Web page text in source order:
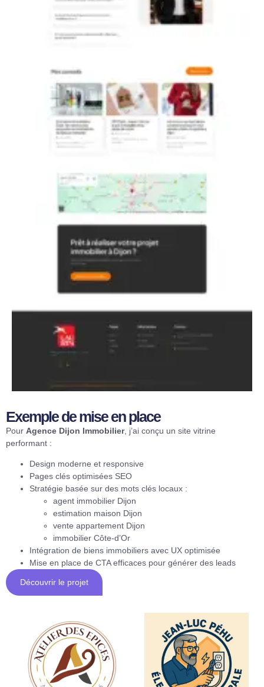
Exemple de mise en place
Pour Agence Dijon Immobilier, j’ai conçu un site vitrine
performant :
Design moderne et responsive
Pages clés optimisées SEO
Stratégie basée sur des mots clés locaux :
agent immobilier Dijon
estimation maison Dijon
vente appartement Dijon
immobilier Côte-d’Or
Intégration de biens immobiliers avec UX optimisée
Mise en place de CTA efficaces pour générer des leads
Découvrir le projet